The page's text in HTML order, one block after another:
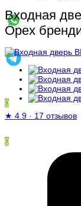
Заказ и
Статьи
Контакты
0
0
Входная
Орех
★ 4.9 · 17 отзывов